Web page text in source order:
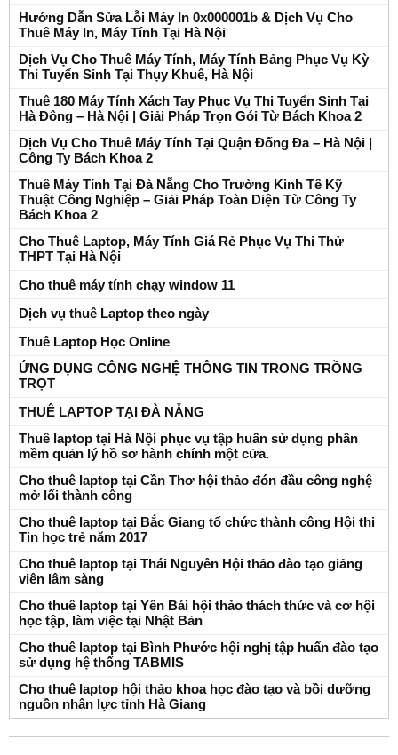
Hướng Dẫn Sửa Lỗi Máy In 0x000001b & Dịch Vụ Cho
Thuê Máy In, Máy Tính Tại Hà Nội
Dịch Vụ Cho Thuê Máy Tính, Máy Tính Bảng Phục Vụ Kỳ
Thi Tuyển Sinh Tại Thụy Khuê, Hà Nội
Thuê 180 Máy Tính Xách Tay Phục Vụ Thi Tuyển Sinh Tại
Hà Đông – Hà Nội | Giải Pháp Trọn Gói Từ Bách Khoa 2
Dịch Vụ Cho Thuê Máy Tính Tại Quận Đống Đa – Hà Nội |
Công Ty Bách Khoa 2
Thuê Máy Tính Tại Đà Nẵng Cho Trường Kinh Tế Kỹ
Thuật Công Nghiệp – Giải Pháp Toàn Diện Từ Công Ty
Bách Khoa 2
Cho Thuê Laptop, Máy Tính Giá Rẻ Phục Vụ Thi Thử
THPT Tại Hà Nội
Cho thuê máy tính chạy window 11
Dịch vụ thuê Laptop theo ngày
Thuê Laptop Học Online
ỨNG DỤNG CÔNG NGHỆ THÔNG TIN TRONG TRỒNG
TRỌT
THUÊ LAPTOP TẠI ĐÀ NẴNG
Thuê laptop tại Hà Nội phục vụ tập huấn sử dụng phần
mềm quản lý hồ sơ hành chính một cửa.
Cho thuê laptop tại Cần Thơ hội thảo đón đầu công nghệ
mở lối thành công
Cho thuê laptop tại Bắc Giang tổ chức thành công Hội thi
Tin học trẻ năm 2017
Cho thuê laptop tại Thái Nguyên Hội thảo đào tạo giảng
viên lâm sàng
Cho thuê laptop tại Yên Bái hội thảo thách thức và cơ hội
học tập, làm việc tại Nhật Bản
Cho thuê laptop tại Bình Phước hội nghị tập huấn đào tạo
sử dụng hệ thống TABMIS
Cho thuê laptop hội thảo khoa học đào tạo và bồi dưỡng
nguồn nhân lực tỉnh Hà Giang